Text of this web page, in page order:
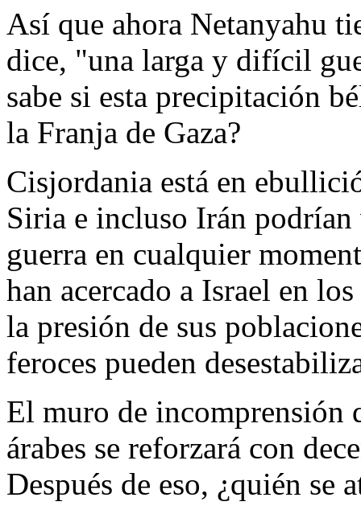
Así que ahora Netanyahu
dice, "una larga y difícil
sabe si esta precipitación
la Franja de Gaza?
Cisjordania está en
Siria e incluso Irán podrían
guerra en cualquier
han acercado a Israel en
la presión de sus
feroces pueden
El muro de incomprensión
árabes se reforzará con
Después de eso, ¿quién se